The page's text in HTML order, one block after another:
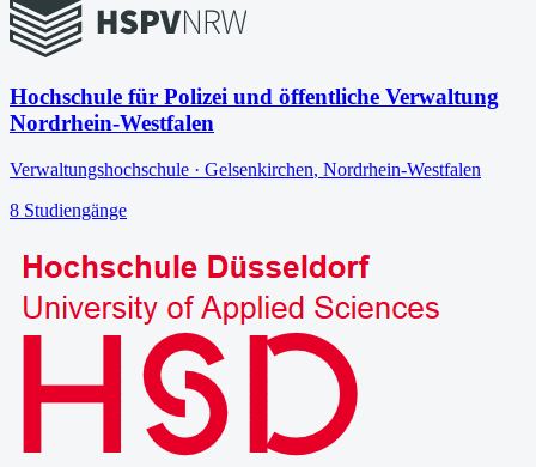
Hochschule für Polizei und öffentliche Verwaltung
Nordrhein-Westfalen
Verwaltungshochschule · Gelsenkirchen, Nordrhein-Westfalen
8 Studiengänge